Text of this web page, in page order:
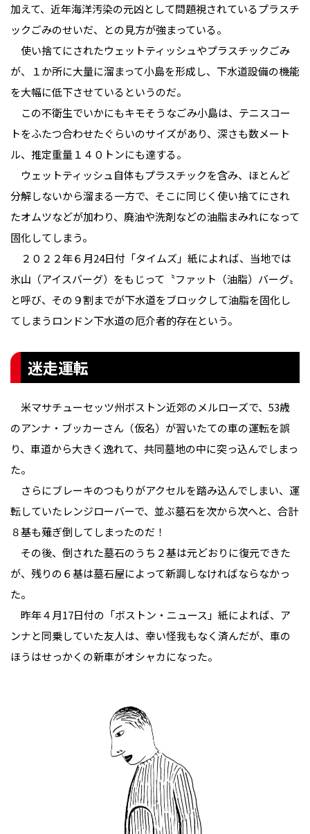
加えて、近年海洋汚染の元凶として問題視されているプラスチ
ックごみのせいだ、との見方が強まっている。
使い捨てにされたウェットティッシュやプラスチックごみ
が、１か所に大量に溜まって小島を形成し、下水道設備の機能
を大幅に低下させているというのだ。
この不衛生でいかにもキモそうなごみ小島は、テニスコー
トをふたつ合わせたぐらいのサイズがあり、深さも数メート
ル、推定重量１４０トンにも達する。
ウェットティッシュ自体もプラスチックを含み、ほとんど
分解しないから溜まる一方で、そこに同じく使い捨てにされ
たオムツなどが加わり、廃油や洗剤などの油脂まみれになって
固化してしまう。
２０２２年６月24日付「タイムズ」紙によれば、当地では
氷山（アイスバーグ）をもじって〝ファット（油脂）バーグ〟
と呼び、その９割までが下水道をブロックして油脂を固化し
てしまうロンドン下水道の厄介者的存在という。
迷走運転
米マサチューセッツ州ボストン近郊のメルローズで、53歳
のアンナ・ブッカーさん（仮名）が習いたての車の運転を誤
り、車道から大きく逸れて、共同墓地の中に突っ込んでしまっ
た。
さらにブレーキのつもりがアクセルを踏み込んでしまい、運
転していたレンジローバーで、並ぶ墓石を次から次へと、合計
８基も薙ぎ倒してしまったのだ！
その後、倒された墓石のうち２基は元どおりに復元できた
が、残りの６基は墓石屋によって新調しなければならなかっ
た。
昨年４月17日付の「ボストン・ニュース」紙によれば、ア
ンナと同乗していた友人は、幸い怪我もなく済んだが、車の
ほうはせっかくの新車がオシャカになった。